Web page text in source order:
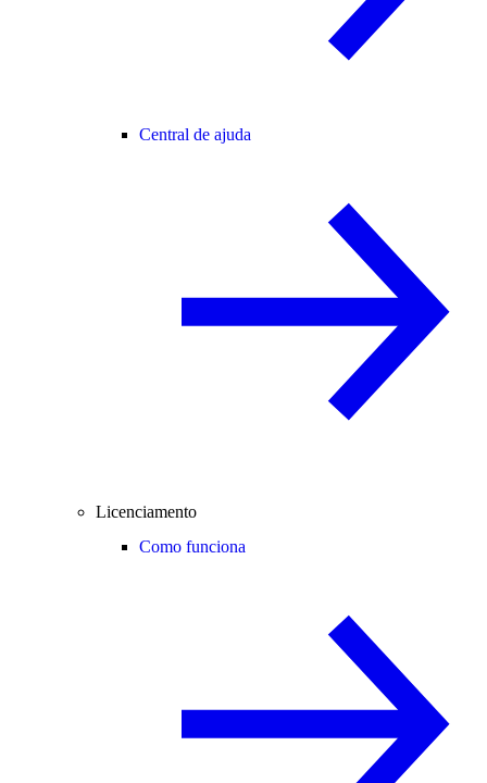
Central de ajuda
Licenciamento
Como funciona